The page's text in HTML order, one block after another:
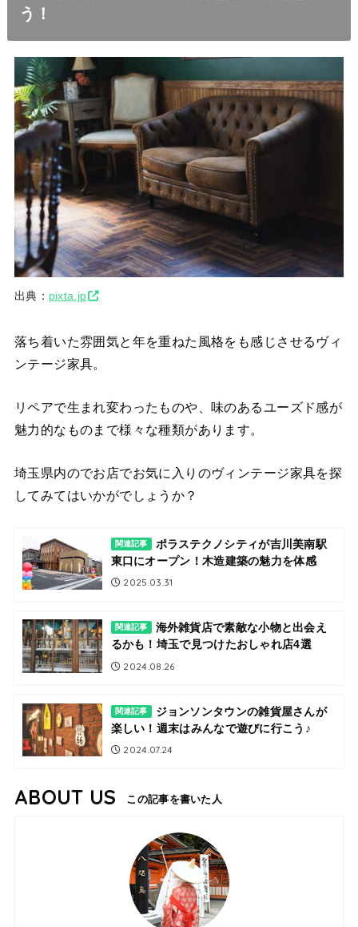
う！
出典： pixta.jp
落ち着いた雰囲気と年を重ねた風格をも感じさせるヴィ
ンテージ家具。
リペアで生まれ変わったものや、味のあるユーズド感が
魅力的なものまで様々な種類があります。
埼玉県内のでお店でお気に入りのヴィンテージ家具を探
してみてはいかがでしょうか？
関連記事
ポラステクノシティが吉川美南駅
東口にオープン！木造建築の魅力を体感
2025.03.31
関連記事
海外雑貨店で素敵な小物と出会え
るかも！埼玉で見つけたおしゃれ店4選
2024.08.26
関連記事
ジョンソンタウンの雑貨屋さんが
楽しい！週末はみんなで遊びに行こう♪
2024.07.24
ABOUT US この記事を書いた人